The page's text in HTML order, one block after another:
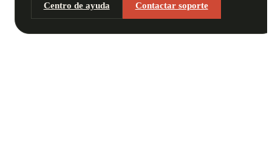
Centro de ayuda
Contactar soporte